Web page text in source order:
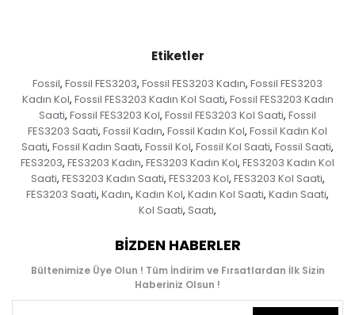
Etiketler
Fossil, Fossil FES3203, Fossil FES3203 Kadın, Fossil FES3203
Kadın Kol, Fossil FES3203 Kadın Kol Saati, Fossil FES3203 Kadın
Saati, Fossil FES3203 Kol, Fossil FES3203 Kol Saati, Fossil
FES3203 Saati, Fossil Kadın, Fossil Kadın Kol, Fossil Kadın Kol
Saati, Fossil Kadın Saati, Fossil Kol, Fossil Kol Saati, Fossil Saati,
FES3203, FES3203 Kadın, FES3203 Kadın Kol, FES3203 Kadın Kol
Saati, FES3203 Kadın Saati, FES3203 Kol, FES3203 Kol Saati,
FES3203 Saati, Kadın, Kadın Kol, Kadın Kol Saati, Kadın Saati,
Kol Saati, Saati,
BIZDEN HABERLER
Bültenimize Üye Olun ! Tüm İndirim ve Fırsatlardan İlk Sizin
Haberiniz Olsun !